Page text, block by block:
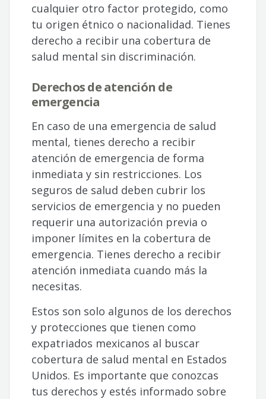
cualquier otro factor protegido, como
tu origen étnico o nacionalidad. Tienes
derecho a recibir una cobertura de
salud mental sin discriminación.
Derechos de atención de
emergencia
En caso de una emergencia de salud
mental, tienes derecho a recibir
atención de emergencia de forma
inmediata y sin restricciones. Los
seguros de salud deben cubrir los
servicios de emergencia y no pueden
requerir una autorización previa o
imponer límites en la cobertura de
emergencia. Tienes derecho a recibir
atención inmediata cuando más la
necesitas.
Estos son solo algunos de los derechos
y protecciones que tienen como
expatriados mexicanos al buscar
cobertura de salud mental en Estados
Unidos. Es importante que conozcas
tus derechos y estés informado sobre